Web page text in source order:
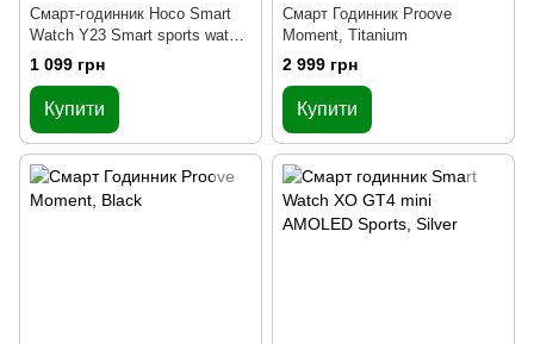
Смарт-годинник Hoco Smart
Watch Y23 Smart sports watch
(call version), Black
1 099 грн
Купити
Смарт Годинник Proove
Moment, Titanium
2 999 грн
Купити